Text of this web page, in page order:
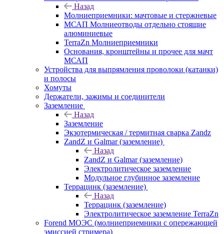
Назад
Молниеприемники: мачтовые и стержневые
МСАП Молниеотводы отдельно стоящие
алюминиевые
TerraZn Молниеприемники
Основания, кронштейны и прочее для мачт
МСАП
Устройства для выпрямления проволоки (катанки)
и полосы
Хомуты
Держатели, зажимы и соединители
Заземление
Назад
Заземление
Экзотермическая / термитная сварка Zandz
ZandZ и Galmar (заземление)
Назад
ZandZ и Galmar (заземление)
Электролитическое заземление
Модульное глубинное заземление
Террацинк (заземление)
Назад
Террацинк (заземление)
Электролитическое заземление TerraZn
Forend МОЭС (молниеприемники с опережающей
эмиссией стримера)